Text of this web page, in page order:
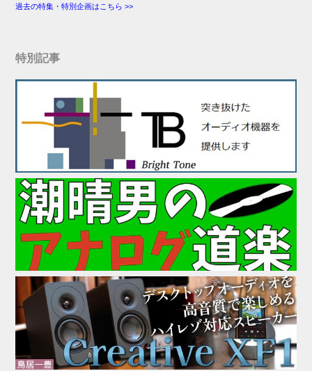
過去の特集・特別企画はこちら >>
特別記事